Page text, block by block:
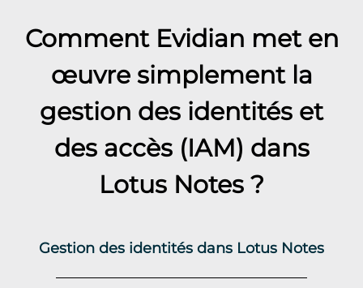
Comment Evidian met en
œuvre simplement la
gestion des identités et
des accès (IAM) dans
Lotus Notes ?
Gestion des identités dans Lotus Notes